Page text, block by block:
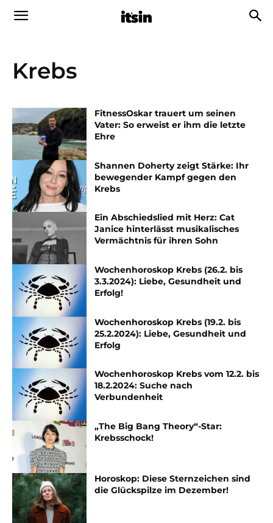
Krebs
FitnessOskar trauert um seinen
Vater: So erweist er ihm die letzte
Ehre
Shannen Doherty zeigt Stärke: Ihr
bewegender Kampf gegen den
Krebs
Ein Abschiedslied mit Herz: Cat
Janice hinterlässt musikalisches
Vermächtnis für ihren Sohn
Wochenhoroskop Krebs (26.2. bis
3.3.2024): Liebe, Gesundheit und
Erfolg!
Wochenhoroskop Krebs (19.2. bis
25.2.2024): Liebe, Gesundheit und
Erfolg
Wochenhoroskop Krebs vom 12.2. bis
18.2.2024: Suche nach
Verbundenheit
„The Big Bang Theory“-Star:
Krebsschock!
Horoskop: Diese Sternzeichen sind
die Glückspilze im Dezember!